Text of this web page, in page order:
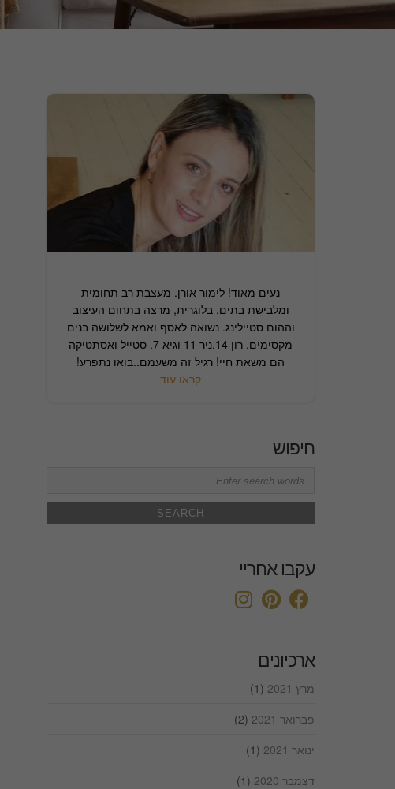
נעים מאוד! לימור אורן. מעצבת רב תחומית
ומלבישת בתים. בלוגרית, מרצה בתחום העיצוב
וההום סטיילינג. נשואה לאסף ואמא לשלושה בנים
מקסימים. רון 14,ניר 11 וגיא 7. סטייל ואסתטיקה
הם משאת חיי! רגיל זה משעמם..בואו נתפרע!
קראו עוד
חיפוש
Search
עקבו אחריי
ארכיונים
מרץ 2021
(1)
פברואר 2021
(2)
ינואר 2021
(1)
דצמבר 2020
(1)